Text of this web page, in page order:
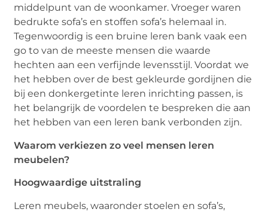
middelpunt van de woonkamer. Vroeger waren
bedrukte sofa’s en stoffen sofa’s helemaal in.
Tegenwoordig is een bruine leren bank vaak een
go to van de meeste mensen die waarde
hechten aan een verfijnde levensstijl. Voordat we
het hebben over de best gekleurde gordijnen die
bij een donkergetinte leren inrichting passen, is
het belangrijk de voordelen te bespreken die aan
het hebben van een leren bank verbonden zijn.
Waarom verkiezen zo veel mensen leren
meubelen?
Hoogwaardige uitstraling
Leren meubels, waaronder stoelen en sofa’s,